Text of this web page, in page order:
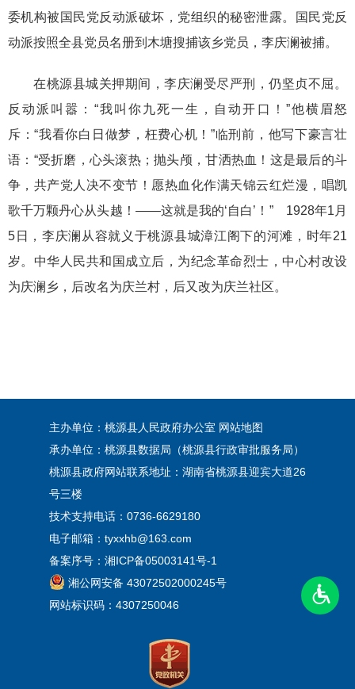
委机构被国民党反动派破坏，党组织的秘密泄露。国民党反
动派按照全县党员名册到木塘搜捕该乡党员，李庆澜被捕。
在桃源县城关押期间，李庆澜受尽严刑，仍坚贞不屈。
反动派叫嚣：“我叫你九死一生，自动开口！”他横眉怒
斥：“我看你白日做梦，枉费心机！”临刑前，他写下豪言壮
语：“受折磨，心头滚热；抛头颅，甘洒热血！这是最后的斗
争，共产党人决不变节！愿热血化作满天锦云红烂漫，唱凯
歌千万颗丹心从头越！——这就是我的‘自白’！” 1928年1月
5日，李庆澜从容就义于桃源县城漳江阁下的河滩，时年21
岁。中华人民共和国成立后，为纪念革命烈士，中心村改设
为庆澜乡，后改名为庆兰村，后又改为庆兰社区。
主办单位：桃源县人民政府办公室 网站地图
承办单位：桃源县数据局（桃源县行政审批服务局）
桃源县政府网站联系地址：湖南省桃源县迎宾大道26
号三楼
技术支持电话：0736-6629180
电子邮箱：tyxxhb@163.com
备案序号： 湘ICP备05003141号-1
湘公网安备 43072502000245号
网站标识码：4307250046